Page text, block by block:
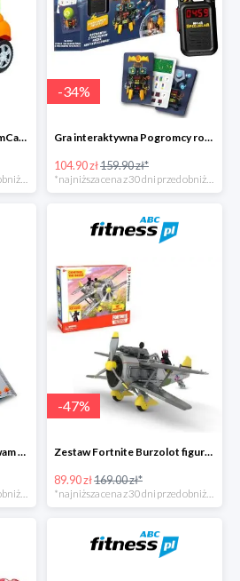
Jeździk interaktywny DreamCar -41%
-34%
Gra interaktywna Pogromcy robotów - Misja specjalna -34%
104.90 zł159.90 zł*
Namiot dla dzieci Tipi Wigwam -31%
*najniższa cena z 30 dni przed obniżką
-47%
Zestaw Fortnite Burzolot figurka -47%
89.90 zł169.00 zł*
*najniższa cena z 30 dni przed obniżką